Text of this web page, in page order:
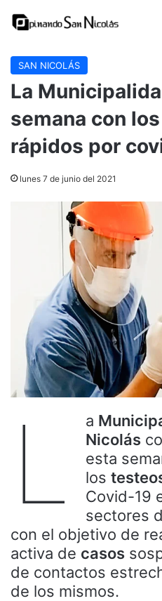
SAN NICOLÁS
La
semana con
rápidos por
lunes 7 de junio del 2021
L a
Nicolás
esta
los
Covid-19
sectores
con el objetivo de
activa de casos
de contactos
de los mismos.